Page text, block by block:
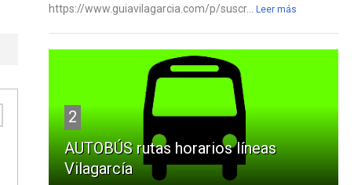
https://www.guiavilagarcia.com/p/suscr...
Leer más
2
AUTOBÚS rutas horarios líneas
Vilagarcía